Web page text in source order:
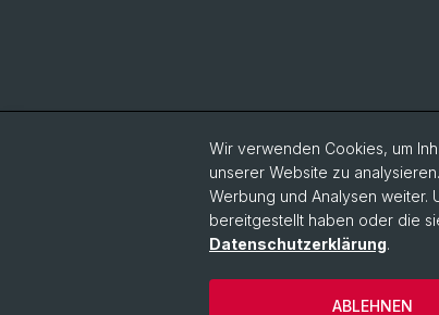
© Universität Basel
Wir verwenden Cookies, um
unserer Website zu
Werbung und Analysen weiter.
bereitgestellt haben oder die
Datenschutzerklärung.
ABLEHNEN